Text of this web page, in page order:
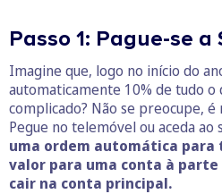
Passo 1: Pague-se a
Imagine que, logo no início do
automaticamente 10% de tudo o
complicado? Não se preocupe, é
Pegue no telemóvel ou aceda ao
uma ordem automática
valor para uma conta à
cair na conta principal.